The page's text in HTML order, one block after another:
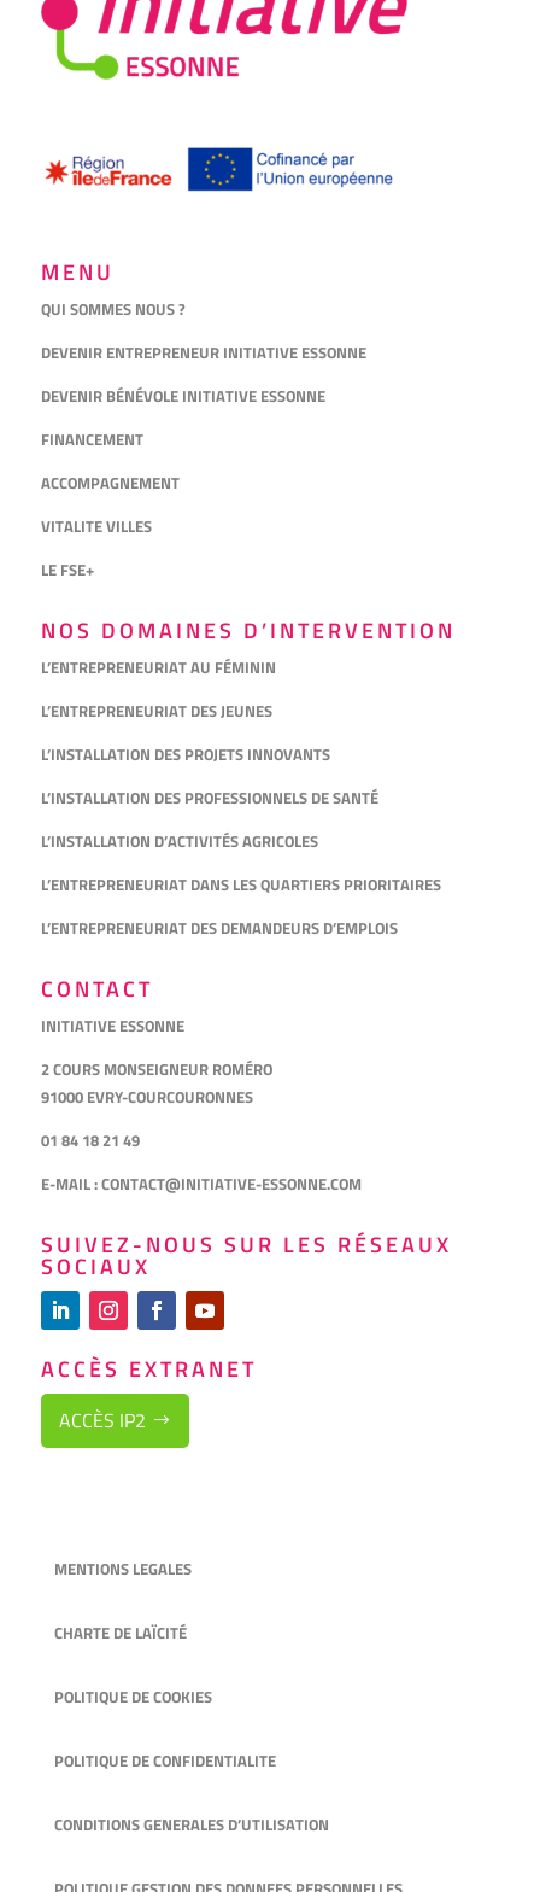
MENU
QUI SOMMES NOUS ?
DEVENIR ENTREPRENEUR INITIATIVE ESSONNE
DEVENIR BÉNÉVOLE INITIATIVE ESSONNE
FINANCEMENT
ACCOMPAGNEMENT
VITALITE VILLES
LE FSE+
NOS DOMAINES D’INTERVENTION
L’ENTREPRENEURIAT AU FÉMININ
L’ENTREPRENEURIAT DES JEUNES
L’INSTALLATION DES PROJETS INNOVANTS
L’INSTALLATION DES PROFESSIONNELS DE SANTÉ
L’INSTALLATION D’ACTIVITÉS AGRICOLES
L’ENTREPRENEURIAT DANS LES QUARTIERS PRIORITAIRES
L’ENTREPRENEURIAT DES DEMANDEURS D’EMPLOIS
CONTACT
INITIATIVE ESSONNE
2 COURS MONSEIGNEUR ROMÉRO
91000 EVRY-COURCOURONNES
01 84 18 21 49
E-MAIL :CONTACT@INITIATIVE-ESSONNE.COM
SUIVEZ-NOUS SUR LES RÉSEAUX
SOCIAUX
ACCÈS EXTRANET
ACCÈS IP2
MENTIONS LEGALES
CHARTE DE LAÏCITÉ
POLITIQUE DE COOKIES
POLITIQUE DE CONFIDENTIALITE
CONDITIONS GENERALES D’UTILISATION